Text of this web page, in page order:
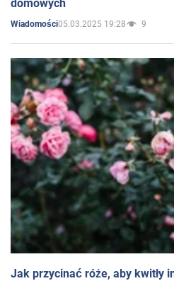
domowych
Wiadomości05.03.2025 19:28 9
Jak przycinać róże, aby kwitły